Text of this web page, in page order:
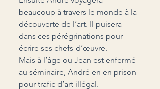
beaucoup à travers le monde à la
découverte de l’art. Il puisera
dans ces pérégrinations pour
écrire ses chefs-d’œuvre.
Mais à l’âge ou Jean est enfermé
au séminaire, André en en prison
pour trafic d’art illégal.